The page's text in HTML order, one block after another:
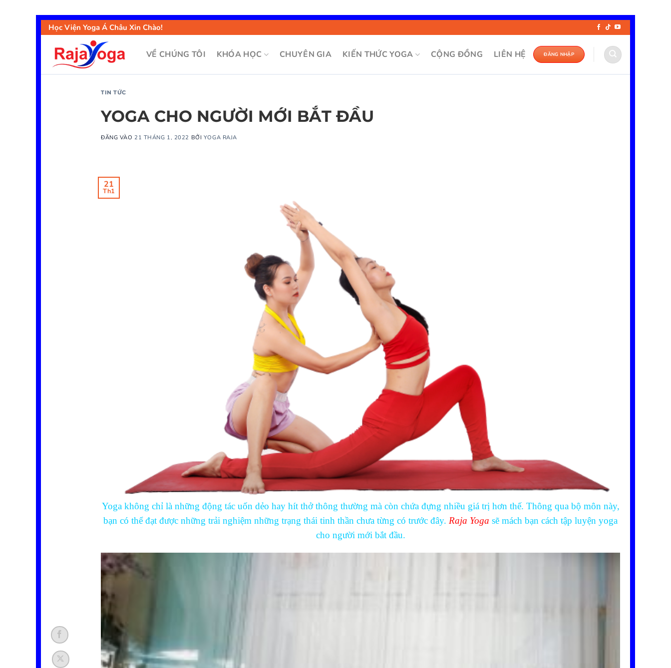
qua
nội
Học Viện Yoga Á Châu Xin Chào!
VỀ CHÚNG TÔI KHÓA HỌC CHUYÊN GIA KIẾN THỨC YOGA CỘNG ĐỒNG LIÊN HỆ ĐĂNG NHẬP
TIN TỨC
YOGA CHO NGƯỜI MỚI BẮT ĐẦU
ĐĂNG VÀO 21 THÁNG 1, 2022 BỞI YOGA RAJA
21
Th1
Yoga không chỉ là những động tác uốn dẻo hay hít thở thông thường mà còn chứa đựng nhiều giá trị hơn thế. Thông qua bộ môn này,
bạn có thể đạt được những trải nghiệm những trạng thái tinh thần chưa từng có trước đây. Raja Yoga sẽ mách bạn cách tập luyện yoga
cho người mới bắt đầu.